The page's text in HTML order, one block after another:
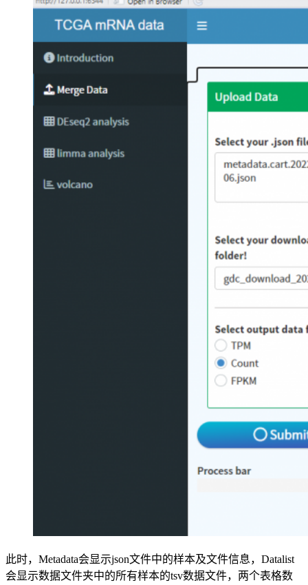
此时，Metadata会显示json文件中的样本及文件信息，Datalist
会显示数据文件夹中的所有样本的tsv数据文件，两个表格数